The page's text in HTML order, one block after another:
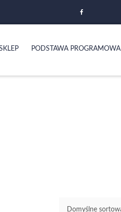
PODSTAWA PROGRAMOWA